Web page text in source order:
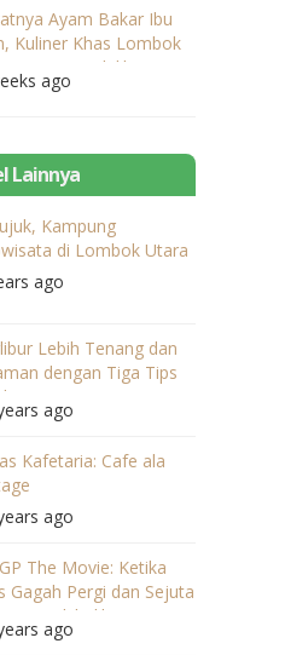
Ayam Bakar Ibu
Kuliner Khas Lombok
Dari Mandalika
ago
Lainnya
Kampung
di Lombok Utara
ago
Lebih Tenang dan
dengan Tiga Tips
Ini
ago
Kafetaria: Cafe ala
ago
The Movie: Ketika
Gagah Pergi dan Sejuta
di baliknya
ago